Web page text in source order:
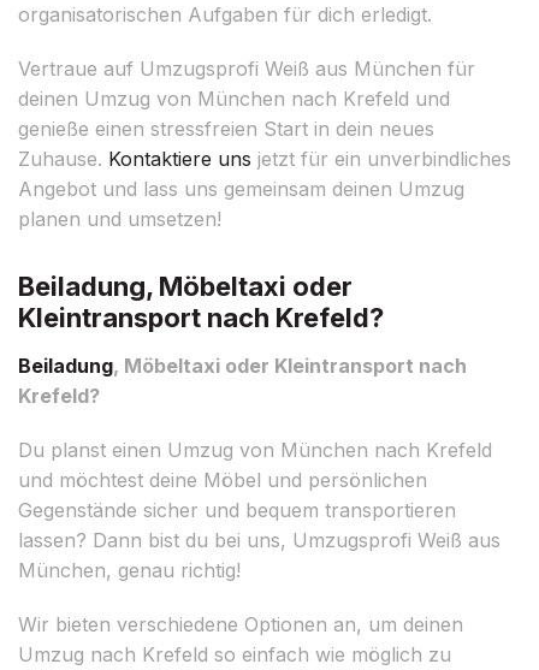
organisatorischen Aufgaben für dich erledigt.
Vertraue auf Umzugsprofi Weiß aus München für
deinen Umzug von München nach Krefeld und
genieße einen stressfreien Start in dein neues
Zuhause. Kontaktiere uns jetzt für ein unverbindliches
Angebot und lass uns gemeinsam deinen Umzug
planen und umsetzen!
Beiladung, Möbeltaxi oder
Kleintransport nach Krefeld?
Beiladung, Möbeltaxi oder Kleintransport nach
Krefeld?
Du planst einen Umzug von München nach Krefeld
und möchtest deine Möbel und persönlichen
Gegenstände sicher und bequem transportieren
lassen? Dann bist du bei uns, Umzugsprofi Weiß aus
München, genau richtig!
Wir bieten verschiedene Optionen an, um deinen
Umzug nach Krefeld so einfach wie möglich zu